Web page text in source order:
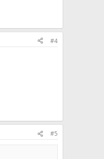
#4
#5